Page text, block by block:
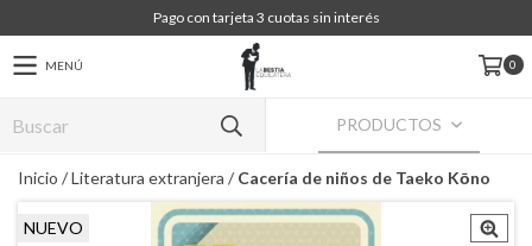
Pago con tarjeta 3 cuotas sin interés
MENÚ 0
PRODUCTOS
Inicio /Literatura extranjera / Cacería de niños de Taeko Kōno
NUEVO